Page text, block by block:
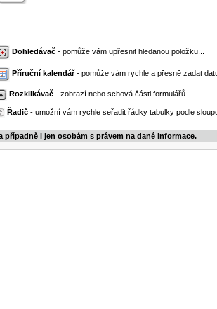
Dohledávač - pomůže vám upřesnit hledanou položku...
Příruční kalendář- pomůže vám rychle a přesně zadat
Rozklikávač - zobrazí nebo schová části formulářů...
Řadič - umožní vám rychle seřadit řádky tabulky podle
i jen osobám s právem na dané informace.